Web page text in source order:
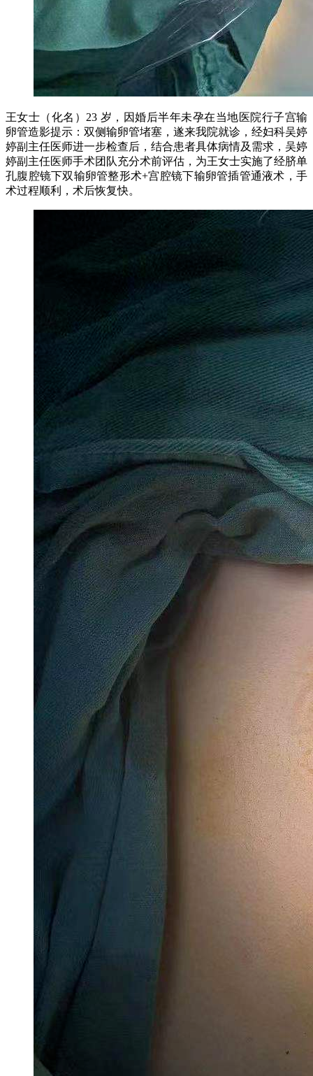
王女士（化名）23 岁，因婚后半年未孕在当地医院行子宫输
卵管造影提示：双侧输卵管堵塞，遂来我院就诊，经妇科吴婷
婷副主任医师进一步检查后，结合患者具体病情及需求，吴婷
婷副主任医师手术团队充分术前评估，为王女士实施了经脐单
孔腹腔镜下双输卵管整形术+宫腔镜下输卵管插管通液术，手
术过程顺利，术后恢复快。